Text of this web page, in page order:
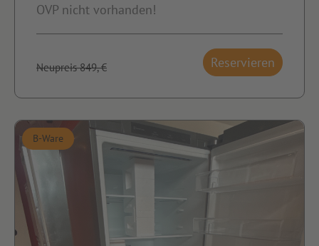
OVP nicht vorhanden!
Neupreis 849,-€ Reservieren
B-Ware